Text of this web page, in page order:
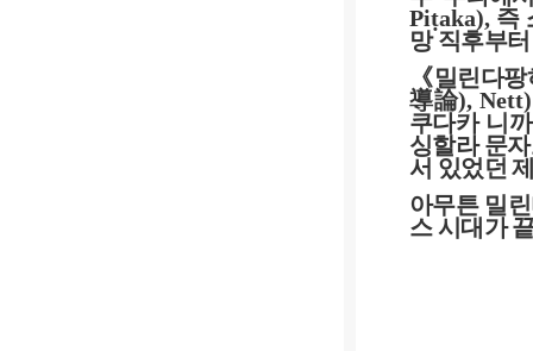
Piṭaka), 즉
망 직후부
《밀린다팡
導論), Nett)
쿠다카 니
싱할라 문
서 있었던
아무튼 밀
스 시대가